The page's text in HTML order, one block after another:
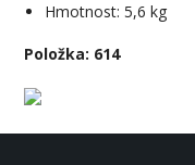
Hmotnost: 5,6 kg
Položka: 614